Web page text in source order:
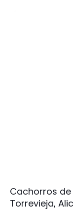
Cachorros
Torrevieja,